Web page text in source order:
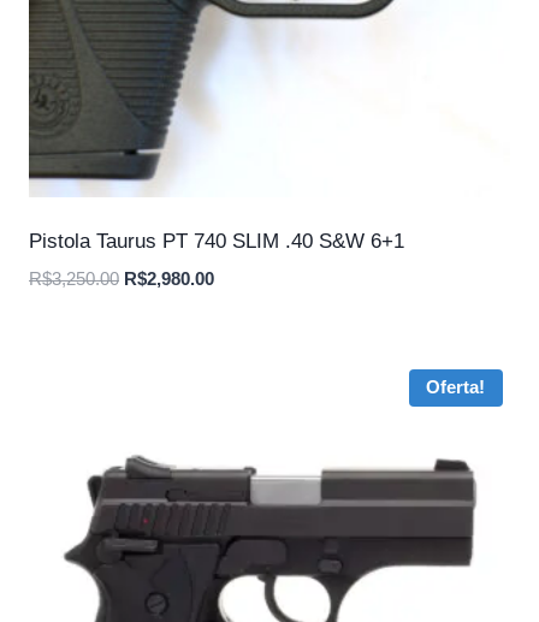
Pistola Taurus PT 740 SLIM .40 S&W 6+1
R$3,250.00 O
R$2,980.00O
Oferta!